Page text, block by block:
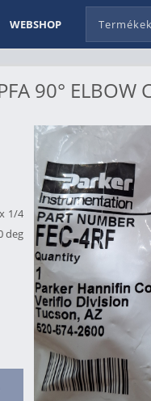
WEBSHOP
90° ELBOW
1/4
deg